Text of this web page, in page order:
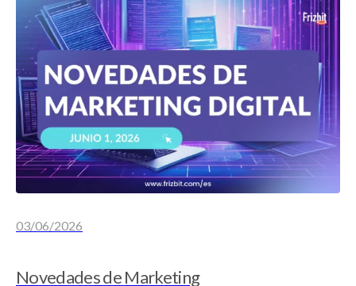
03/06/2026
Novedades de Marketing